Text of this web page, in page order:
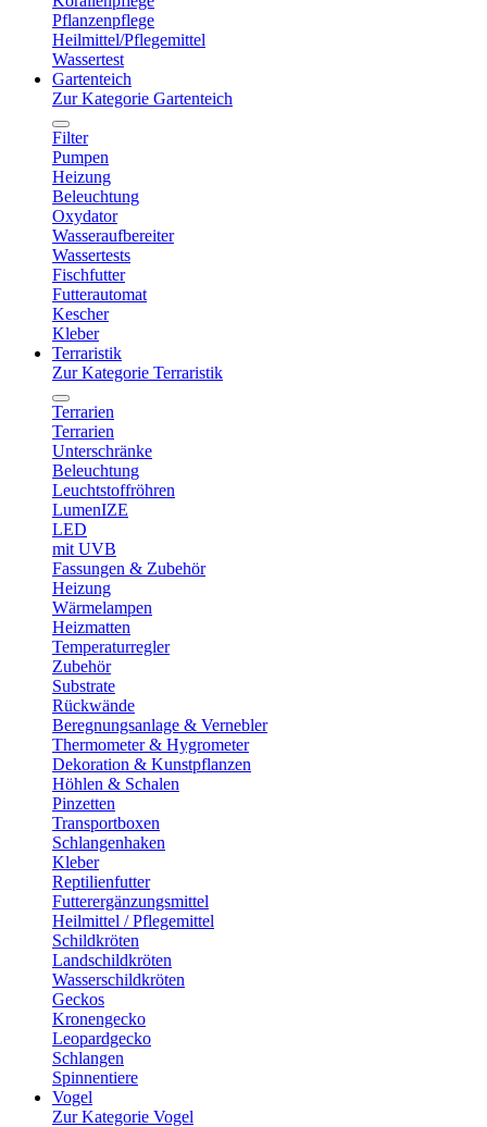
Pflanzenpflege
Heilmittel/Pflegemittel
Wassertest
Gartenteich
Zur Kategorie Gartenteich
Filter
Pumpen
Heizung
Beleuchtung
Oxydator
Wasseraufbereiter
Wassertests
Fischfutter
Futterautomat
Kescher
Kleber
Terraristik
Zur Kategorie Terraristik
Terrarien
Terrarien
Unterschränke
Beleuchtung
Leuchtstoffröhren
LumenIZE
LED
mit UVB
Fassungen & Zubehör
Heizung
Wärmelampen
Heizmatten
Temperaturregler
Zubehör
Substrate
Rückwände
Beregnungsanlage & Vernebler
Thermometer & Hygrometer
Dekoration & Kunstpflanzen
Höhlen & Schalen
Pinzetten
Transportboxen
Schlangenhaken
Kleber
Reptilienfutter
Futterergänzungsmittel
Heilmittel / Pflegemittel
Schildkröten
Landschildkröten
Wasserschildkröten
Geckos
Kronengecko
Leopardgecko
Schlangen
Spinnentiere
Vogel
Zur Kategorie Vogel